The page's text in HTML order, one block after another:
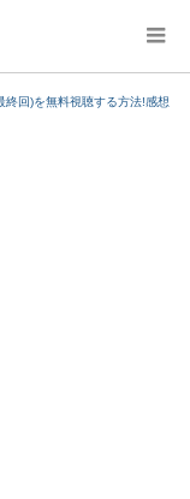
終回)を無料視聴する方法!感想